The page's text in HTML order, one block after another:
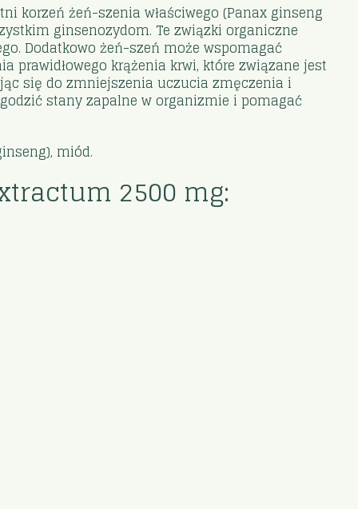
korzeń żeń-szenia właściwego (Panax ginseng
ginsenozydom. Te związki organiczne
Dodatkowo żeń-szeń może wspomagać
prawidłowego krążenia krwi, które związane jest
się do zmniejszenia uczucia zmęczenia i
stany zapalne w organizmie i pomagać
miód.
2500 mg: